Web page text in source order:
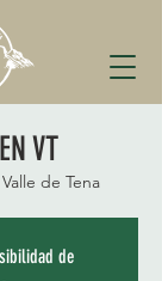
VT
de Tena
de